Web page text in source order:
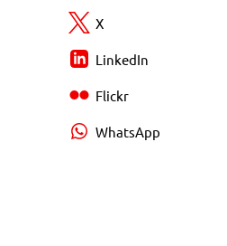
X
LinkedIn
Flickr
WhatsApp